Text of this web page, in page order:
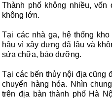
Thành phố không nhiều,
không lớn.
Tại các nhà ga, hệ thống
hậu vì xây dựng đã lâu và
sửa chữa, bảo dưỡng.
Tại các bến thủy nội địa cũng
chuyển hàng hóa. Nhìn
trên địa bàn thành phố Hà